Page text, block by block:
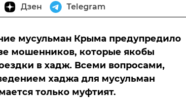
Дзен Telegram
мусульман Крыма предупредило
мошенников, которые якобы
в хадж. Всеми вопросами,
хаджа для мусульман
только муфтият.